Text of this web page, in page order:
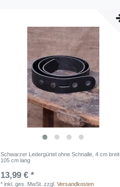
Schwarzer Ledergürtel ohne Schnalle, 4 cm breit,
105 cm lang
13,99 € *
*inkl. ges. MwSt. zzgl.Versandkosten